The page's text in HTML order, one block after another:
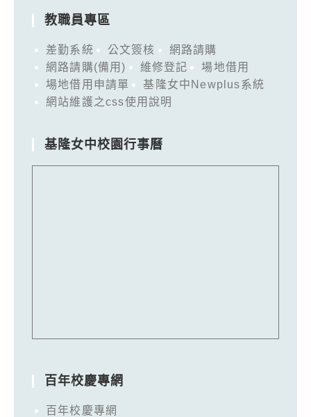
教職員專區
差勤系統 公文簽核
網路請購
網路請購(備用)
維修登記
場地借用
場地借用申請單
基隆女中Newplus系統
網站維護之css使用說明
基隆女中校園行事曆
百年校慶專網
百年校慶專網